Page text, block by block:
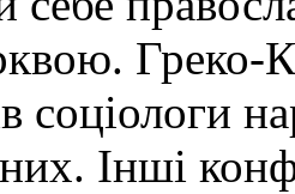
Греко-
соціологи
Інші